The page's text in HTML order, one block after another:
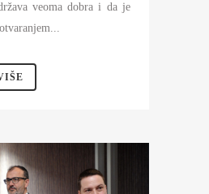
veoma dobra i da je